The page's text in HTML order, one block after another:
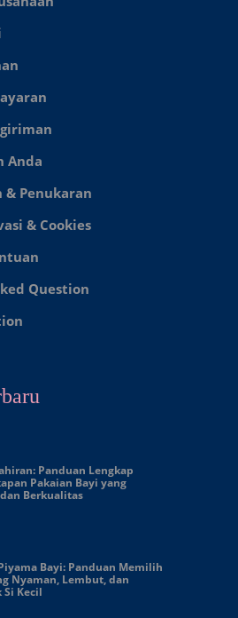
Anda
& Penukaran
& Cookies
Question
Panduan Lengkap
Pakaian Bayi yang
Berkualitas
Bayi: Panduan Memilih
Nyaman, Lembut, dan
Kecil